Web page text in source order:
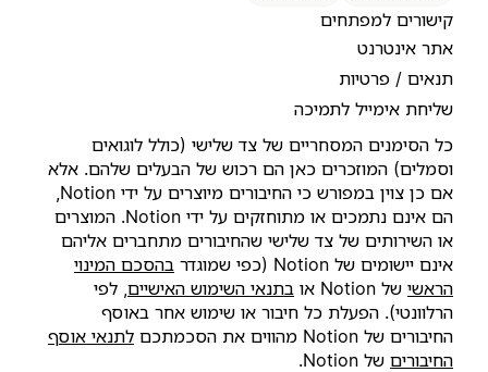
קישורים למפתחים
אתר אינטרנט
תנאים / פרטיות
שליחת אימייל לתמיכה
כל הסימנים המסחריים של צד שלישי (כולל לוגואים
וסמלים) המוזכרים כאן הם רכוש של הבעלים שלהם. אלא
הם אינם נתמכים או מתוחזקים על ידי Notion. המוצרים
או השירותים של צד שלישי שהחיבורים מתחברים אליהם
אינם יישומים של Notion (כפי שמוגדר‏
בהסכם המינוי
הראשי של Notion או בתנאי השימוש האישיים , לפי
הרלוונטי). הפעלת כל חיבור או שימוש אחר באוסף
החיבורים של Notion מהווים את הסכמתכם
לתנאי אוסף
החיבורים של Notion.